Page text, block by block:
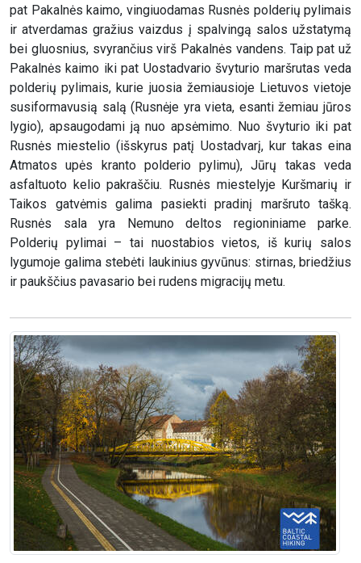
pat Pakalnės kaimo, vingiuodamas Rusnės polderių pylimais
ir atverdamas gražius vaizdus į spalvingą salos užstatymą
bei gluosnius, svyrančius virš Pakalnės vandens. Taip pat už
Pakalnės kaimo iki pat Uostadvario švyturio maršrutas veda
polderių pylimais, kurie juosia žemiausioje Lietuvos vietoje
susiformavusią salą (Rusnėje yra vieta, esanti žemiau jūros
lygio), apsaugodami ją nuo apsėmimo. Nuo švyturio iki pat
Rusnės miestelio (išskyrus patį Uostadvarį, kur takas eina
Atmatos upės kranto polderio pylimu), Jūrų takas veda
asfaltuoto kelio pakraščiu. Rusnės miestelyje Kuršmarių ir
Taikos gatvėmis galima pasiekti pradinį maršruto tašką.
Rusnės sala yra Nemuno deltos regioniniame parke.
Polderių pylimai – tai nuostabios vietos, iš kurių salos
lygumoje galima stebėti laukinius gyvūnus: stirnas, briedžius
ir paukščius pavasario bei rudens migracijų metu.